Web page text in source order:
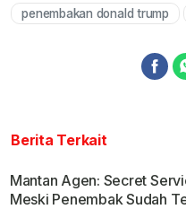
penembakan donald trump
Berita Terkait
Mantan Agen: Secret
Meski Penembak Sudah